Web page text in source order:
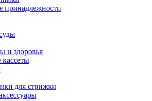
принадлежности
и здоровья
для стрижки